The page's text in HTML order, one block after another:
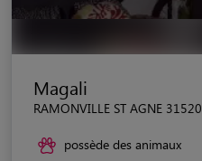
Magali
RAMONVILLE ST AGNE 31520
possède des animaux